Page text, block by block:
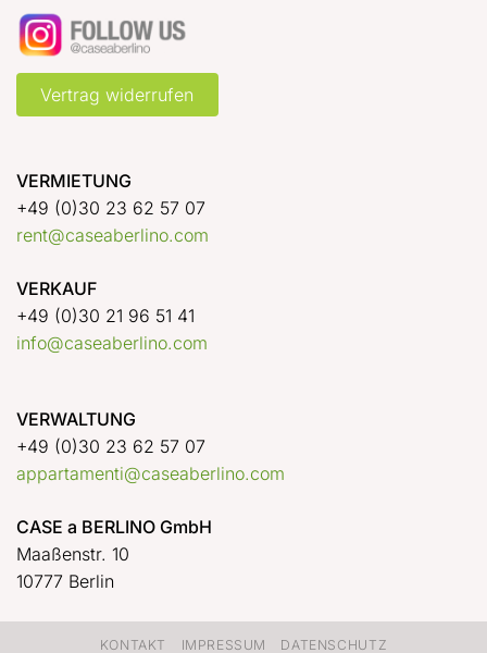
Vertrag widerrufen
VERMIETUNG
+49 (0)30 23 62 57 07
rent@caseaberlino.com
VERKAUF
+49 (0)30 21 96 51 41
info@caseaberlino.com
VERWALTUNG
+49 (0)30 23 62 57 07
appartamenti@caseaberlino.com
CASE a BERLINO GmbH
Maaßenstr. 10
10777 Berlin
KONTAKT IMPRESSUM DATENSCHUTZ